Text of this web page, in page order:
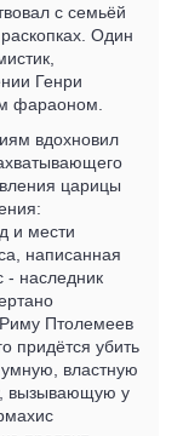
с семьёй
Один
Генри
фараоном.
вдохновил
царицы
и мести
написанная
- наследник
Риму Птолемеев
придётся убить
властную
вызывающую у